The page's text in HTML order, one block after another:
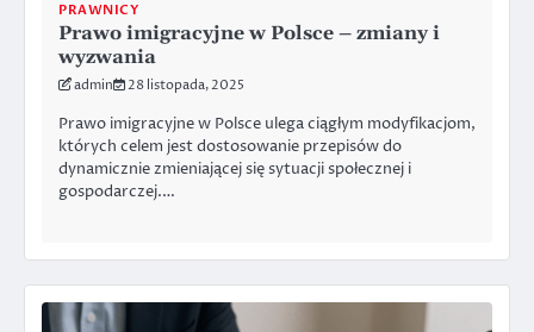
PRAWNICY
Prawo imigracyjne w Polsce – zmiany i
wyzwania
admin 28 listopada, 2025
Prawo imigracyjne w Polsce ulega ciągłym modyfikacjom,
których celem jest dostosowanie przepisów do
dynamicznie zmieniającej się sytuacji społecznej i
gospodarczej.…